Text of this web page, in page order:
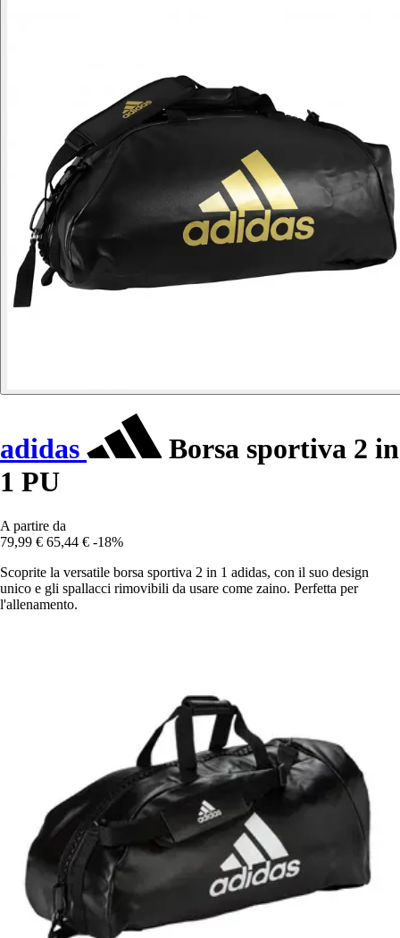
adidas
Borsa sportiva 2 in
1 PU
A partire da
79,99 € 65,44 € -18%
Scoprite la versatile borsa sportiva 2 in 1 adidas, con il suo design
unico e gli spallacci rimovibili da usare come zaino. Perfetta per
l'allenamento.